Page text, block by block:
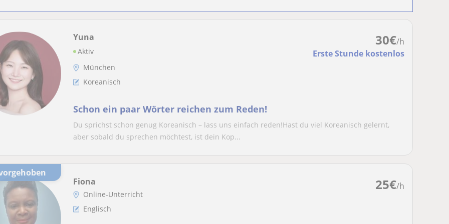
30€/h
Erste Stunde kostenlos
Yuna
Aktiv
München
Koreanisch
Schon ein paar Wörter reichen zum Reden!
Du sprichst schon genug Koreanisch – lass uns einfach reden!Hast du viel Koreanisch gelernt,
aber sobald du sprechen möchtest, ist dein Kop...
25€/h
Fiona
Online-Unterricht
Englisch